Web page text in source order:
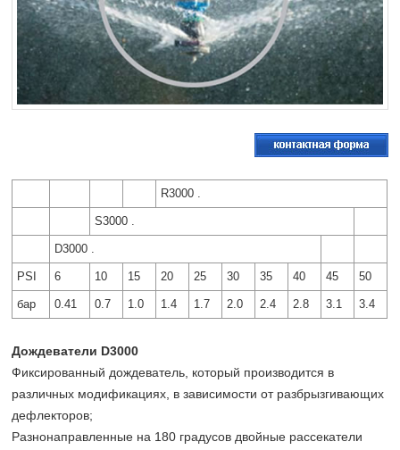
R3000 .
S3000 .
D3000 .
PSI 6 10 15 20 25 30 35 40 45 50
бар 0.41 0.7 1.0 1.4 1.7 2.0 2.4 2.8 3.1 3.4
Дождеватели D3000
Фиксированный дождеватель, который производится в
различных модификациях, в зависимости от разбрызгивающих
дефлекторов;
Разнонаправленные на 180 градусов двойные рассекатели